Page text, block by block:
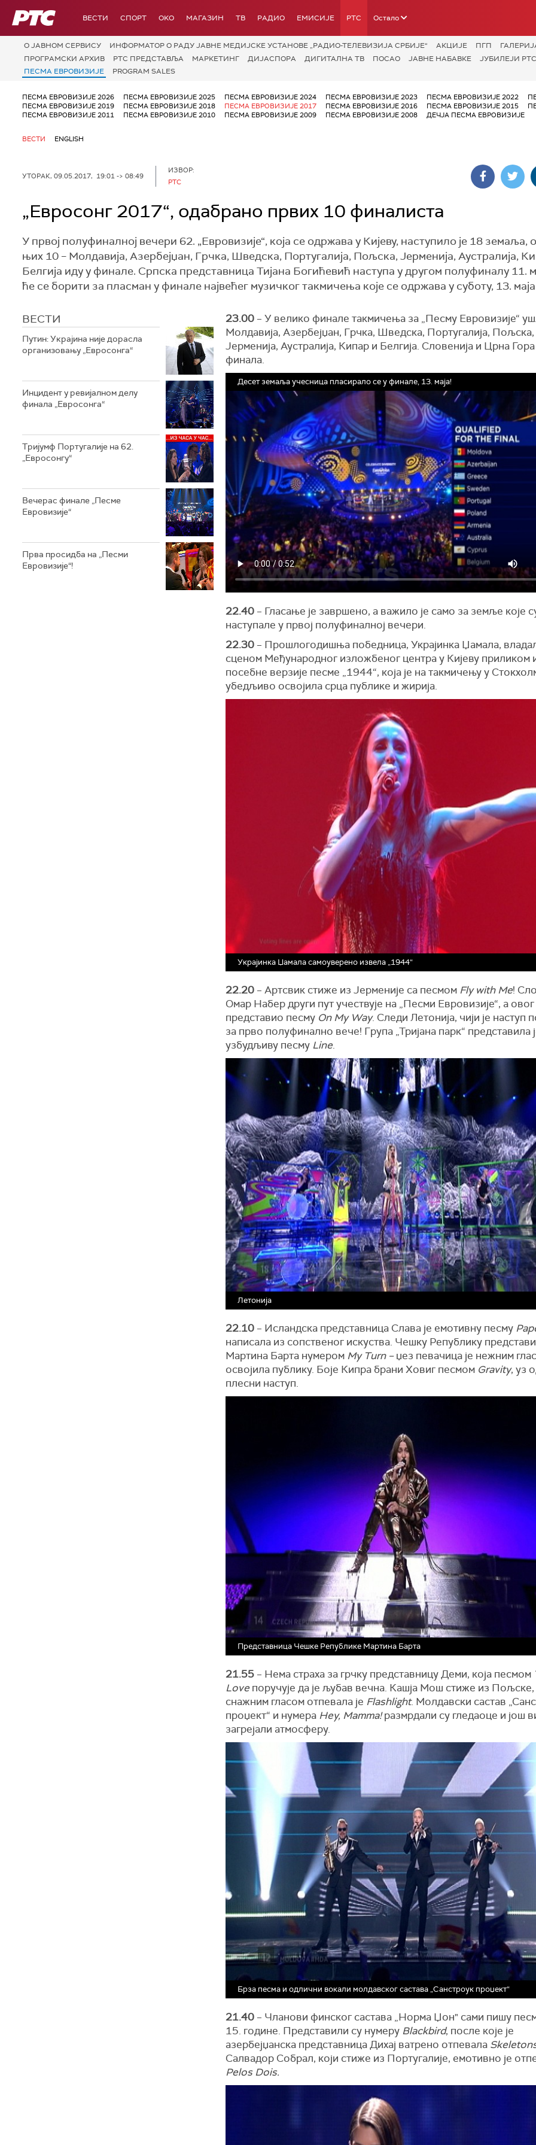
РТС ВЕСТИ СПОРТ OKO МАГАЗИН ТВ РАДИО ЕМИСИЈЕ РТС Остало
О JАВНОМ СЕРВИСУ ИНФОРМАТОР О РАДУ ЈАВНЕ МЕДИЈСКЕ УСТАНОВЕ „РАДИО-ТЕЛЕВИЗИЈА СРБИЈЕ“ АКЦИЈЕ ПГП
ПРОГРАМСКИ АРХИВ
РТС ПРЕДСТАВЉА МАРКЕТИНГ ДИЈАСПОРА ДИГИТАЛНА ТВ ПОСАО ЈАВНЕ НАБАВКЕ
ЈУБИЛЕЈИ
ПЕСМА ЕВРОВИЗИЈЕ
PROGRAM SALES
ПЕСМА ЕВРОВИЗИЈЕ 2026 ПЕСМА ЕВРОВИЗИЈЕ 2025 ПЕСМА ЕВРОВИЗИЈЕ 2024 ПЕСМА ЕВРОВИЗИЈЕ 2023 ПЕСМА ЕВРОВИЗИЈЕ 2022
ПЕСМА ЕВРОВИЗИЈЕ 2019
ПЕСМА ЕВРОВИЗИЈЕ 2018 ПЕСМА ЕВРОВИЗИЈЕ 2017 ПЕСМА ЕВРОВИЗИЈЕ 2016 ПЕСМА ЕВРОВИЗИЈЕ 2015
ПЕСМА ЕВРОВИЗИЈЕ 2011
ПЕСМА ЕВРОВИЗИЈЕ 2010 ПЕСМА ЕВРОВИЗИЈЕ 2009 ПЕСМА ЕВРОВИЗИЈЕ 2008 ДЕЧЈА ПЕСМА ЕВРОВИЗИЈЕ
ВЕСТИ ENGLISH
УТОРАК, 09.05.2017, 19:01 -> 08:49
ИЗВОР:
РТС
„Евросонг 2017“, одабрано првих 10 финалиста
У првој полуфиналној вечери 62. „Евровизије“, која се одржава у Кијеву, наступило је 18 земаља,
њих 10 – Молдавија, Азербејџан, Грчка, Шведска, Португалија, Пољска, Јерменија, Аустралија,
Белгија иду у финале. Српска представница Тијана Богићевић наступа у другом полуфиналу 11.
ће се борити за пласман у финале највећег музичког такмичења које се одржава у суботу, 13.
ВЕСТИ
Путин: Украјина није дорасла
организовању „Евросонга“
Инцидент у ревијалном делу
финала „Евросонга“
Тријумф Португалије на 62.
„Евросонгу“
Вечерас финале „Песме
Евровизије“
Прва просидба на „Песми
Евровизије“!
23.00 – У велико финале такмичења за „Песму Евровизије“
Молдавија, Азербејџан, Грчка, Шведска, Португалија, Пољска,
Јерменија, Аустралија, Кипар и Белгија. Словенија и Црна
финала.
Десет земаља учесница пласирало се у финале, 13. маја!
22.40 – Гласање је завршено, а важило је само за земље које
наступале у првој полуфиналној вечери.
22.30 – Прошлогодишња победница, Украјинка Џамала,
сценом Међународног изложбеног центра у Кијеву приликом
посебне верзије песме „1944“, која је на такмичењу у
убедљиво освојила срца публике и жирија.
Украјинка Џамала самоуверено извела „1944“
22.20 – Артсвик стиже из Јерменије са песмом Fly with Me!
Омар Набер други пут учествује на „Песми Евровизије“, а овог
представио песму On My Way. Следи Летонија, чији је наступ
за прво полуфинално вече! Група „Тријана парк“ представила
узбудљиву песму Line.
Летонија
22.10 – Исландска представница Слава је емотивну песму
написала из сопственог искуства. Чешку Републику
Мартина Барта нумером My Turn –џез певачица је нежним
освојила публику. Боје Кипра брани Ховиг песмом Gravity, уз
плесни наступ.
Представница Чешке Републике Мартина Барта
21.55 – Нема страха за грчку представницу Деми, која песмом
Loveпоручује да је љубав вечна. Кашја Мош стиже из Пољске,
снажним гласом отпевала је Flashlight. Молдавски састав
проџект“ и нумера Hey, Mamma!размрдали су гледаоце и још
загрејали атмосферу.
Брза песма и одлични вокали молдавског састава „Санстроук проџект“
21.40 – Чланови финског састава „Норма Џон" сами пишу
15. године. Представили су нумеру Blackbird, после које је
азербејџанска представница Дихај ватрено отпевала
Салвадор Собрал, који стиже из Португалије, емотивно је
Pelos Dois.